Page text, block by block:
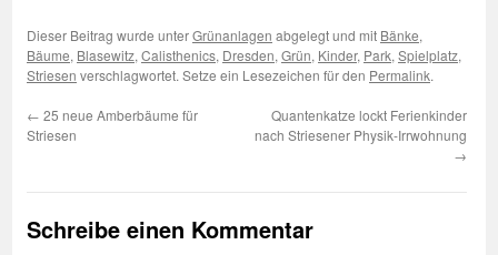
Dieser Beitrag wurde unterGrünanlagen abgelegt und mit Bänke,
Bäume, Blasewitz, Calisthenics, Dresden, Grün, Kinder, Park, Spielplatz,
Striesen verschlagwortet. Setze ein Lesezeichen für den Permalink.
← 25 neue Amberbäume für
Striesen
Quantenkatze lockt Ferienkinder
nach Striesener Physik-Irrwohnung
→
Schreibe einen Kommentar